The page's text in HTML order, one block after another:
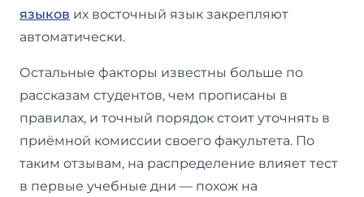
языков их восточный язык закрепляют
автоматически.
Остальные факторы известны больше по
рассказам студентов, чем прописаны в
правилах, и точный порядок стоит уточнять в
приёмной комиссии своего факультета. По
таким отзывам, на распределение влияет тест
в первые учебные дни — похож на